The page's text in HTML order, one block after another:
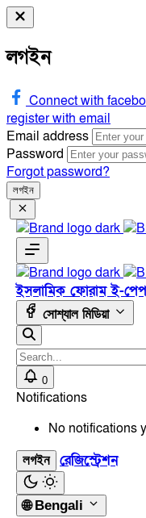
লগইন
Connect with
register with email
Email address
Password
Forgot password?
লগইন
ইসলামিক ফোরামই-
সোশ্যাল মিডিয়া
0
Notifications
No notifications
লগইন রেজিস্ট্রেশন
🌐 Bengali